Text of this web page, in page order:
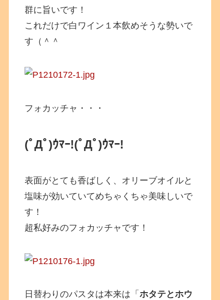
群に旨いです！
これだけで白ワイン１本飲めそうな勢いで
す（＾＾
フォカッチャ・・・
(ﾟДﾟ)ｳﾏｰ!(ﾟДﾟ)ｳﾏｰ!
表面がとても香ばしく、オリーブオイルと
塩味が効いていてめちゃくちゃ美味しいで
す！
超私好みのフォカッチャです！
日替わりのパスタは本来は「ホタテとホウ